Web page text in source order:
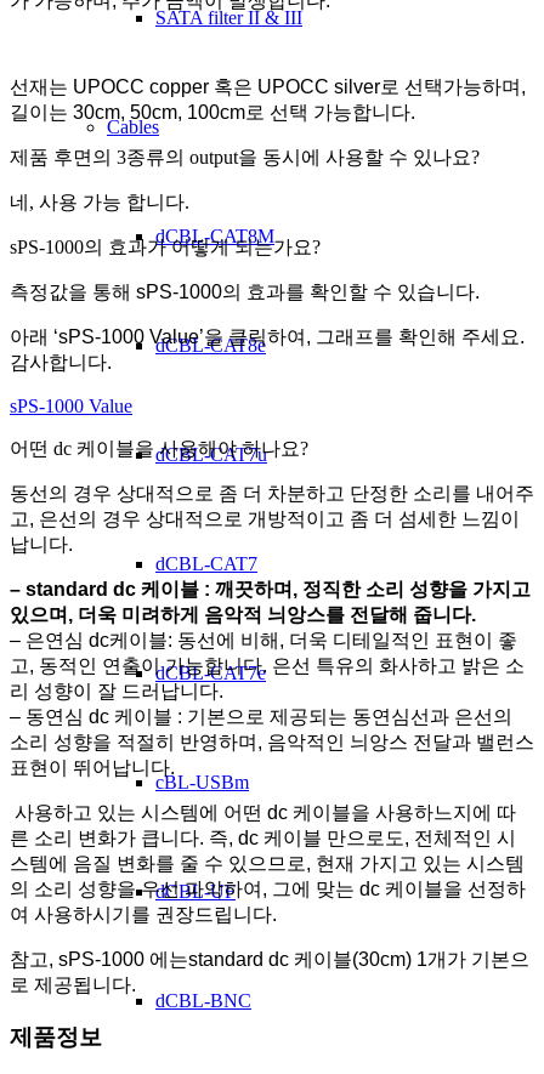
SATA filter II & III
Cables
dCBL-CAT8M
dCBL-CAT8e
dCBL-CAT7u
dCBL-CAT7
dCBL-CAT7e
cBL-USBm
dCBL-UF
dCBL-BNC
선재는 UPOCC copper 혹은 UPOCC silver로 선택가능하며,
길이는 30cm, 50cm, 100cm로 선택 가능합니다.
제품 후면의 3종류의 output을 동시에 사용할 수 있나요?
네, 사용 가능 합니다.
sPS-1000의 효과가 어떻게 되는가요?
측정값을 통해 sPS-1000의 효과를 확인할 수 있습니다.
아래 ‘sPS-1000 Value’을 클릭하여, 그래프를 확인해 주세요.
감사합니다.
sPS-1000 Value
어떤 dc 케이블을 사용해야 하나요?
동선의 경우 상대적으로 좀 더 차분하고 단정한 소리를 내어주
고, 은선의 경우 상대적으로 개방적이고 좀 더 섬세한 느낌이
납니다.
– standard dc 케이블 : 깨끗하며, 정직한 소리 성향을 가지고
있으며, 더욱 미려하게 음악적 늬앙스를 전달해 줍니다.
– 은연심 dc케이블: 동선에 비해, 더욱 디테일적인 표현이 좋
고, 동적인 연출이 가능합니다. 은선 특유의 화사하고 밝은 소
리 성향이 잘 드러납니다.
– 동연심 dc 케이블 : 기본으로 제공되는 동연심선과 은선의
소리 성향을 적절히 반영하며, 음악적인 늬앙스 전달과 밸런스
표현이 뛰어납니다.
사용하고 있는 시스템에 어떤 dc 케이블을 사용하느지에 따
른 소리 변화가 큽니다. 즉, dc 케이블 만으로도, 전체적인 시
스템에 음질 변화를 줄 수 있으므로, 현재 가지고 있는 시스템
의 소리 성향을 우선 파악하여, 그에 맞는 dc 케이블을 선정하
여 사용하시기를 권장드립니다.
참고, sPS-1000 에는standard dc 케이블(30cm) 1개가 기본으
로 제공됩니다.
제품정보